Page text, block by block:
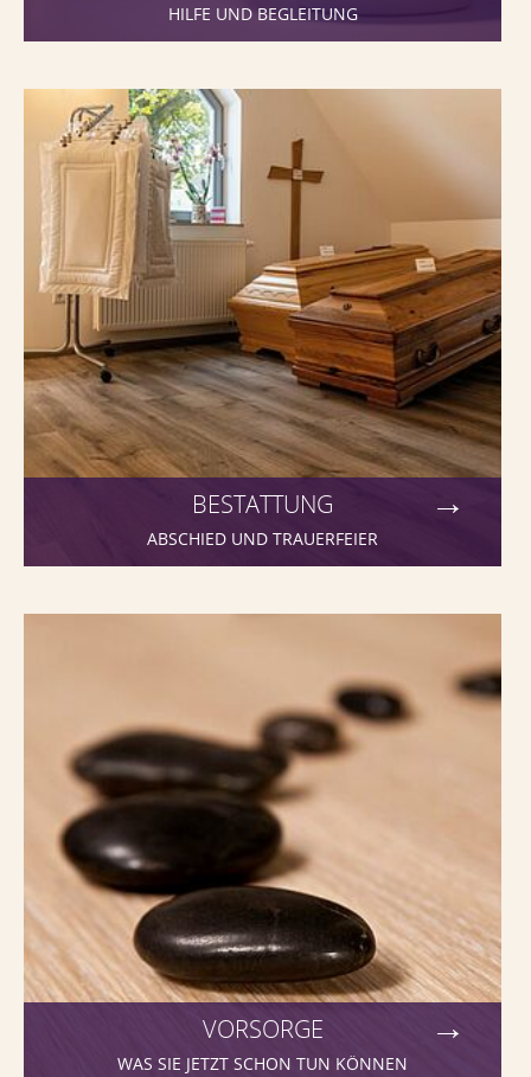
HILFE UND BEGLEITUNG
BESTATTUNG
ABSCHIED UND TRAUERFEIER
Bestattung - Abschied und Trauerfall
VORSORGE
WAS SIE JETZT SCHON TUN KÖNNEN
Vorsorge - Was Sie jetzt schon tun können